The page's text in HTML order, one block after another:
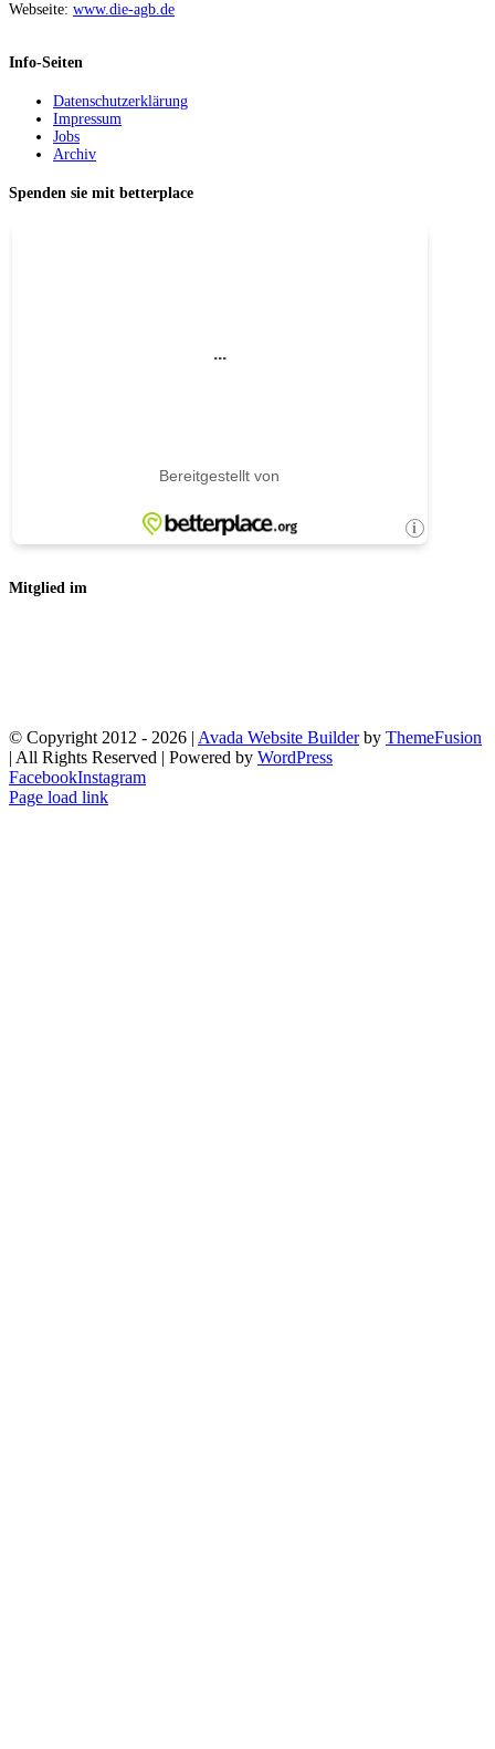
Webseite: www.die-agb.de
Info-Seiten
Datenschutzerklärung
Impressum
Jobs
Archiv
Spenden sie mit betterplace
Mitglied im
© Copyright 2012 - 2026 | Avada Website Builderby ThemeFusion
| All Rights Reserved | Powered by WordPress
FacebookInstagram
Page load link